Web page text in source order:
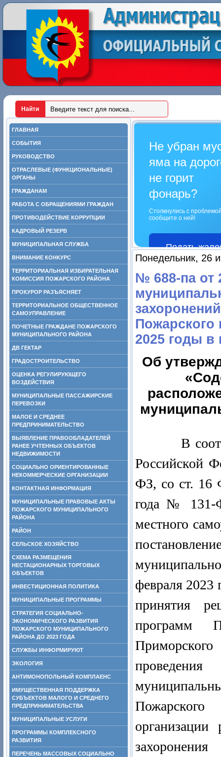
ГЛАВНАЯ
СОБЫТИЯ
РУКОВОДСТВО
ОТРАСЛЕВЫЕ (ФУНКЦИОНАЛЬНЫЕ)
ОРГАНЫ
ГРАЖДАНАМ
РАБОТА С ОБРАЩЕНИЯМИ ГРАЖДАН
ПРОТИВОДЕЙСТВИЕ КОРРУПЦИИ
КАДРОВЫЙ РЕЗЕРВ
МУНИЦИПАЛЬНАЯ СЛУЖБА
ВНИМАНИЕ КОНКУРС
ТЕРРИТОРИАЛЬНАЯ ИЗБИРАТЕЛЬНАЯ
КОМИССИЯ ПОЖАРСКОГО РАЙОНА
ПРОКУРОР РАЗЪЯСНЯЕТ
ТЕРРИТОРИАЛЬНОЕ ОБЩЕСТВЕННОЕ
САМОУПРАВЛЕНИЕ
ПОЧЕТНЫЕ ГРАЖДАНЕ ПОЖАРСКОГО
МУНИЦИПАЛЬНОГО РАЙОНА
ДВ ГЕКТАР
ГРАДОСТРОИТЕЛЬСТВО
ОЦЕНКА РЕГУЛИРУЮЩЕГО
ВОЗДЕЙСТВИЯ
МУНИЦИПАЛЬНЫЕ ПАССАЖИРСКИЕ
ПЕРЕВОЗКИ
МАЛОЕ И СРЕДНЕЕ
ПРЕДПРИНИМАТЕЛЬСТВО
ВЫЯВЛЕНИЕ ПРАВООБЛАДАТЕЛЕЙ
РАНЕЕ УЧТЕННЫХ ОБЪЕКТОВ
НЕДВИЖИМОСТИ
СОЦИАЛЬНО ОРИЕНТИРОВАННЫЕ
НЕКОММЕРЧЕСКИЕ ОРГАНИЗАЦИИ
КОНТАКТНАЯ ИНФОРМАЦИЯ
МУНИЦИПАЛЬНЫЕ ПРАВОВЫЕ АКТЫ
ПОЖАРСКОГО МУНИЦИПАЛЬНОГО
РАЙОНА
РАЙОН
СЕЛЬСКОЕ ХОЗЯЙСТВО
СХЕМА РАЗМЕЩЕНИЯ
НЕСТАЦИОНАРНЫХ ТОРГОВЫХ
ОБЪЕКТОВ
ИНВЕСТИЦИОННАЯ ПОЛИТИКА
МУНИЦИПАЛЬНЫЕ ПРОГРАММЫ
СТРАТЕГИЯ СОЦИАЛЬНО-
ЭКОНОМИЧЕСКОГО РАЗВИТИЯ
ПОЖАРСКОГО МУНИЦИПАЛЬНОГО
РАЙОНА ДО 2023 ГОДА
СЛУЖБЫ ИНФОРМИРУЮТ
ЭКОЛОГИЯ
АНТИМОНОПОЛЬНЫЙ КОМПЛАЕНС
ИМУЩЕСТВЕННАЯ ПОДДЕРЖКА
СУБЪЕКТОВ МАЛОГО И СРЕДНЕГО
ПРЕДПРИНИМАТЕЛЬСТВА
МУНИЦИПАЛЬНЫЕ УСЛУГИ
ПРОГРАММЫ КОМПЛЕКСНОГО
РАЗВИТИЯ
ПЕРЕЧЕНЬ МАССОВЫХ СОЦИАЛЬНО
Не убран
яма на
не горит
фонарь?
Столкнулись с
сообщите о ней!
Подать
Понедельник, 26
№ 688-па от
Пожарского
2025 годы в
Об
В
Российской
ФЗ, со ст. 16
года № 131-
местного
февраля
принятия
программ
проведения